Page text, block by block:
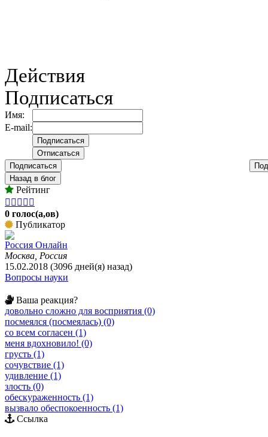
Действия
Подписаться
Имя:
E-mail:
Подписаться
Назад в блог
Рейтинг
    
0 голос(а,ов)
Публикатор
Россия Онлайн
Москва, Россия
15.02.2018 (3096 дней(я) назад)
Вопросы науки
Ваша реакция?
довольно сложно для восприятия (0)
посмеялся (посмеялась) (0)
со всем согласен (1)
меня вдохновило! (0)
грусть (1)
сочувствие (1)
удивление (1)
злость (0)
обескураженность (1)
вызвало обеспокоенность (1)
Ссылка